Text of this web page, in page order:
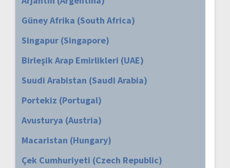
Güney Afrika (South Africa)
Singapur (Singapore)
Birleşik Arap Emirlikleri (UAE)
Suudi Arabistan (Saudi Arabia)
Portekiz (Portugal)
Avusturya (Austria)
Macaristan (Hungary)
Çek Cumhuriyeti (Czech Republic)